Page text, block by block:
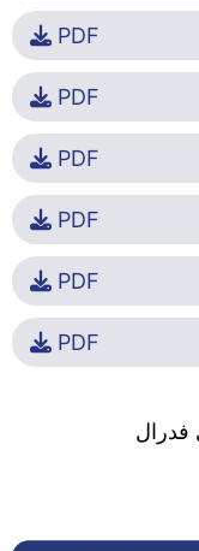
PDF
PDF
PDF
PDF
PDF
PDF
فدرال